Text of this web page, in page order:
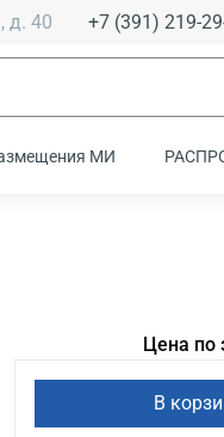
д. 40 +7 (391) 219-
МИ
Цена по
В